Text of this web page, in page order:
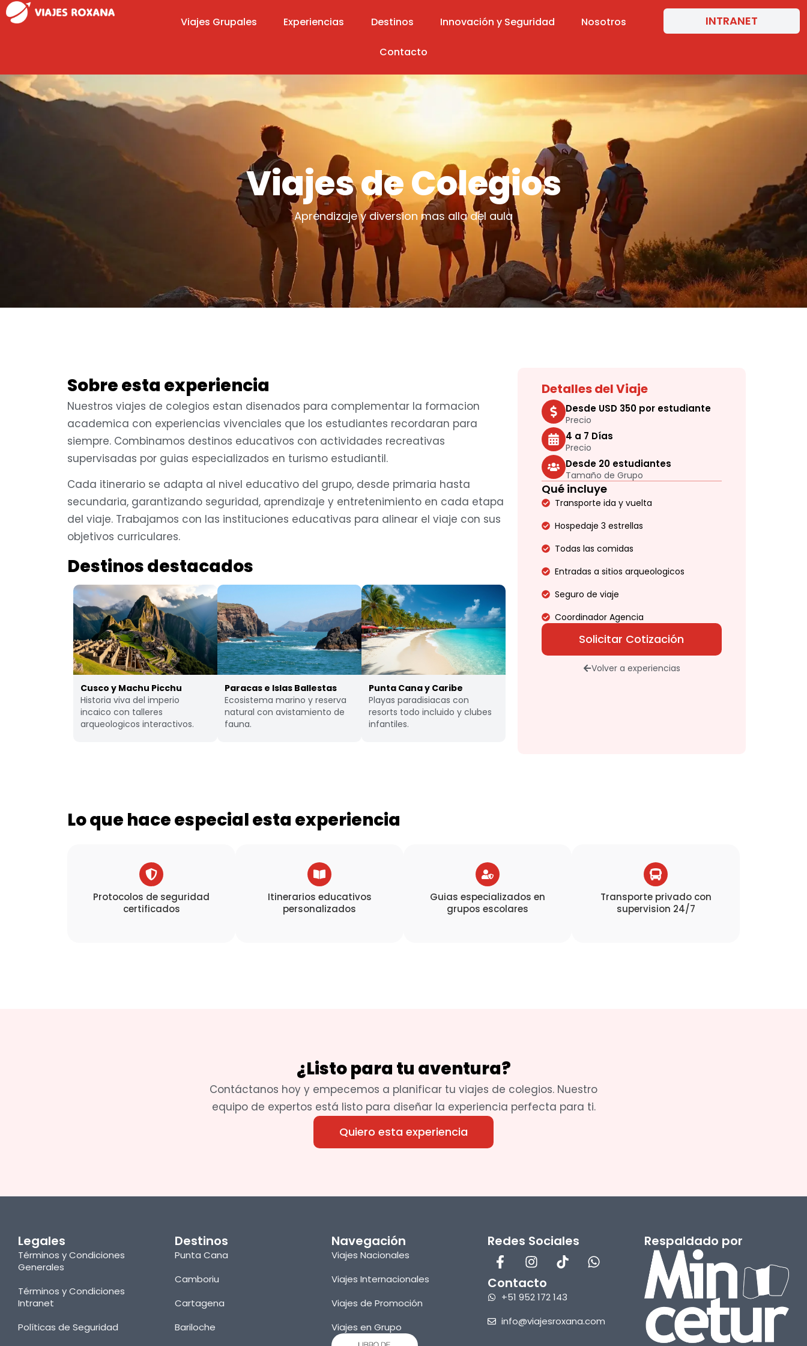
Viajes Grupales Experiencias Destinos Innovación y Seguridad Nosotros
Contacto
INTRANET
Viajes de Colegios
Aprendizaje y diversion mas alla del aula
Sobre esta experiencia
Nuestros viajes de colegios estan disenados para complementar la formacion
academica con experiencias vivenciales que los estudiantes recordaran para
siempre. Combinamos destinos educativos con actividades recreativas
supervisadas por guias especializados en turismo estudiantil.
Cada itinerario se adapta al nivel educativo del grupo, desde primaria hasta
secundaria, garantizando seguridad, aprendizaje y entretenimiento en cada etapa
del viaje. Trabajamos con las instituciones educativas para alinear el viaje con sus
objetivos curriculares.
Destinos destacados
Cusco y Machu Picchu
Historia viva del imperio
incaico con talleres
arqueologicos interactivos.
Paracas e Islas Ballestas
Ecosistema marino y reserva
natural con avistamiento de
fauna.
Punta Cana y Caribe
Playas paradisiacas con
resorts todo incluido y clubes
infantiles.
Detalles del Viaje
Desde USD 350 por estudiante
Precio
4 a 7 Días
Precio
Desde 20 estudiantes
Tamaño de Grupo
Qué incluye
Transporte ida y vuelta
Hospedaje 3 estrellas
Todas las comidas
Entradas a sitios arqueologicos
Seguro de viaje
Coordinador Agencia
Solicitar Cotización
Volver a experiencias
Lo que hace especial esta experiencia
Protocolos de seguridad
certificados
Itinerarios educativos
personalizados
Guias especializados en
grupos escolares
Transporte privado con
supervision 24/7
¿Listo para tu aventura?
Contáctanos hoy y empecemos a planificar tu viajes de colegios. Nuestro
equipo de expertos está listo para diseñar la experiencia perfecta para ti.
Quiero esta experiencia
Legales
Términos y Condiciones
Generales
Términos y Condiciones
Intranet
Políticas de Seguridad
Destinos
Punta Cana
Camboriu
Cartagena
Bariloche
Navegación
Viajes Nacionales
Viajes Internacionales
Viajes de Promoción
Viajes en Grupo
Redes Sociales
Contacto
+51 952 172 143
info@viajesroxana.com
Respaldado por